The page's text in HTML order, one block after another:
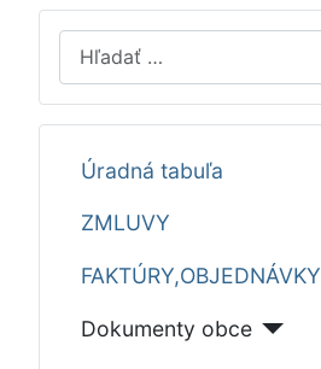
Hľadať
Úradná tabuľa
ZMLUVY
FAKTÚRY,OBJEDNÁVKY
Dokumenty obce